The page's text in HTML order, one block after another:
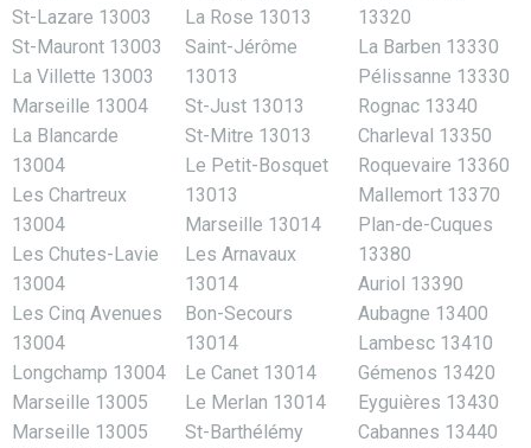
St-Lazare 13003
St-Mauront 13003
La Villette 13003
Marseille 13004
La Blancarde
13004
Les Chartreux
13004
Les Chutes-Lavie
13004
Les Cinq Avenues
13004
Longchamp 13004
Marseille 13005
Marseille 13005
La Rose 13013
Saint-Jérôme
13013
St-Just 13013
St-Mitre 13013
Le Petit-Bosquet
13013
Marseille 13014
Les Arnavaux
13014
Bon-Secours
13014
Le Canet 13014
Le Merlan 13014
St-Barthélémy
13320
La Barben 13330
Pélissanne 13330
Rognac 13340
Charleval 13350
Roquevaire 13360
Mallemort 13370
Plan-de-Cuques
13380
Auriol 13390
Aubagne 13400
Lambesc 13410
Gémenos 13420
Eyguières 13430
Cabannes 13440